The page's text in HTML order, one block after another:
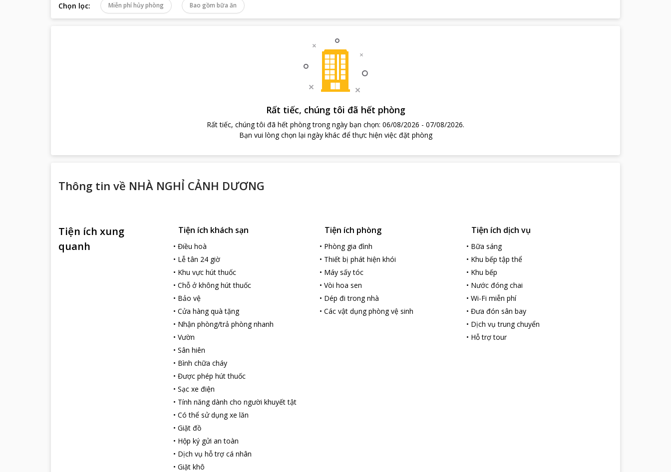
Chọn lọc: Miễn phí hủy phòng Bao gồm bữa ăn
Rất tiếc, chúng tôi đã hết phòng
Rất tiếc, chúng tôi đã hết phòng trong ngày bạn chọn: 06/08/2026 - 07/08/2026.
Bạn vui lòng chọn lại ngày khác để thực hiện việc đặt phòng
Thông tin về NHÀ NGHỈ CẢNH DƯƠNG
Tiện ích xung
quanh
Tiện ích khách sạn
• Điều hoà
• Lễ tân 24 giờ
• Khu vực hút thuốc
• Chỗ ở không hút thuốc
• Bảo vệ
• Cửa hàng quà tặng
• Nhận phòng/trả phòng nhanh
• Vườn
• Sân hiên
• Bình chữa cháy
• Được phép hút thuốc
• Sạc xe điện
• Tính năng dành cho người khuyết tật
• Có thể sử dụng xe lăn
• Giặt đồ
• Hộp ký gửi an toàn
• Dịch vụ hỗ trợ cá nhân
• Giặt khô
Tiện ích phòng
• Phòng gia đình
• Thiết bị phát hiện khói
• Máy sấy tóc
•Vòi hoa sen
• Dép đi trong nhà
•Các vật dụng phòng vệ sinh
Tiện ích dịch vụ
• Bữa sáng
• Khu bếp tập thể
• Khu bếp
• Nước đóng chai
• Wi-Fi miễn phí
• Đưa đón sân bay
• Dịch vụ trung chuyển
• Hỗ trợ tour